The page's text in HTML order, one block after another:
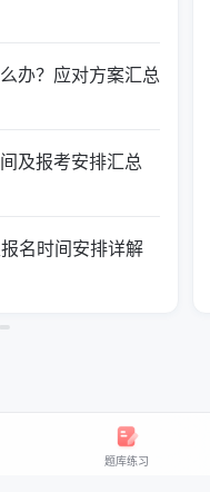
办？应对方案汇总
及报考安排汇总
名时间安排详解
题库练习